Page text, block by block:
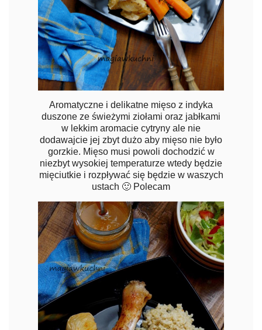
Aromatyczne i delikatne mięso z indyka
duszone ze świeżymi ziołami oraz jabłkami
w lekkim aromacie cytryny ale nie
dodawajcie jej zbyt dużo aby mięso nie było
gorzkie. Mięso musi powoli dochodzić w
niezbyt wysokiej temperaturze wtedy będzie
mięciutkie i rozpływać się będzie w waszych
ustach 🙂 Polecam